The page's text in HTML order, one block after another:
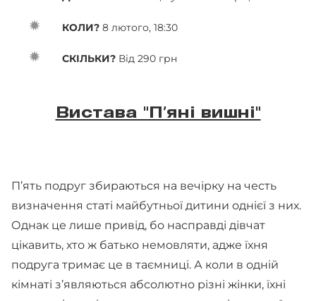
КОЛИ? 8 лютого, 18:30
СКІЛЬКИ? Від 290 грн
Вистава "Пʼяні вишні"
П’ять подруг збираються на вечірку на честь
визначення статі майбутньої дитини однієї з них.
Однак це лише привід, бо насправді дівчат
цікавить, хто ж батько немовляти, адже їхня
подруга тримає це в таємниці. А коли в одній
кімнаті з’являються абсолютно різні жінки, їхні